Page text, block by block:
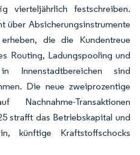
vierteljährlich festschreiben.
über Absicherungsinstrumente
die die Kundentreue
Routing, Ladungspooling und
in Innenstadtbereichen sind
Die neue zweiprozentige
Nachnahme-Transaktionen
strafft das Betriebskapital und
künftige Kraftstoffschocks